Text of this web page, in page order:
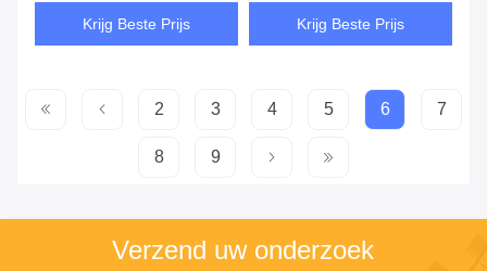
Krijg Beste Prijs
capaciteit voor mechanische
capsule uitstoten
Krijg Beste Prijs
2 3 4 5 6 7
8 9
Verzend uw onderzoek